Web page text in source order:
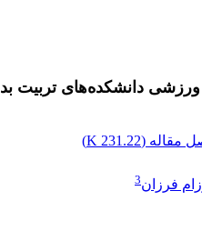
ورزشی دانشکده‌های تربیت
مقاله (231.22 K
)
فرزان3